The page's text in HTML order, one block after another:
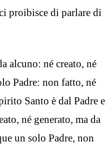
proibisce di parlare di
alcuno: né creato, né
Padre: non fatto, né
Santo è dal Padre e
né generato, ma da
un solo Padre, non